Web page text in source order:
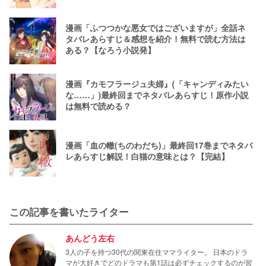
漫画「ふつつかな悪女ではございますが」全話ネ
タバレあらすじ＆感想を紹介！無料で読む方法は
ある？【なろう小説発】
漫画『カモフラージュ夫婦』(「キャンディみたい
な……」)最終回までネタバレあらすじ！原作小説
は無料で読める？
漫画「血の轍(ちのわだち)」最終回17巻までネタバ
レあらすじ解説！白猫の意味とは？【完結】
この記事を書いたライター
あんどう左右
3人の子を持つ30代の関東在住ママライター。 日本のドラ
マが大好きでどのドラマも第1話は必ずチェックするのが習